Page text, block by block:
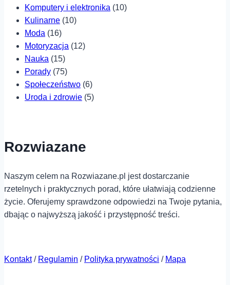
Komputery i elektronika (10)
Kulinarne (10)
Moda (16)
Motoryzacja (12)
Nauka (15)
Porady (75)
Społeczeństwo (6)
Uroda i zdrowie (5)
Rozwiazane
Naszym celem na Rozwiazane.pl jest dostarczanie
rzetelnych i praktycznych porad, które ułatwiają codzienne
życie. Oferujemy sprawdzone odpowiedzi na Twoje pytania,
dbając o najwyższą jakość i przystępność treści.
Kontakt/ Regulamin / Polityka prywatności / Mapa